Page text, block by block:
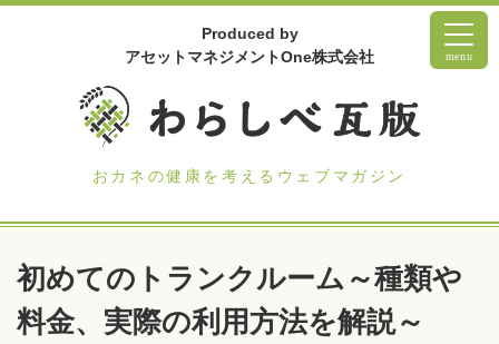
Produced by
アセットマネジメントOne株式会社
おカネの健康を考えるウェブマガジン
menu
初めてのトランクルーム～種類や
料金、実際の利用方法を解説～